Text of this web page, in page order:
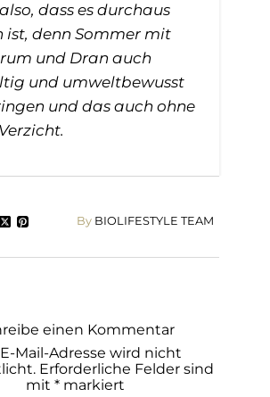
dass es durchaus
ist, denn Sommer mit
und Dran auch
und umweltbewusst
und das auch ohne
ByBIOLIFESTYLE TEAM
einen Kommentar
Mail-Adresse wird nicht
Erforderliche Felder sind
mit *markiert